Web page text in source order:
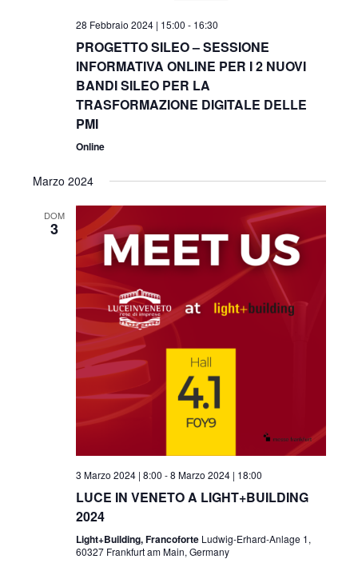
28 Febbraio 2024 | 15:00 - 16:30
PROGETTO SILEO – SESSIONE
INFORMATIVA ONLINE PER I 2 NUOVI
BANDI SILEO PER LA
TRASFORMAZIONE DIGITALE DELLE
PMI
Online
Marzo 2024
DOM
3
3 Marzo 2024 | 8:00 -8 Marzo 2024 | 18:00
LUCE IN VENETO A LIGHT+BUILDING
2024
Light+Building, Francoforte Ludwig-Erhard-Anlage 1,
60327 Frankfurt am Main, Germany